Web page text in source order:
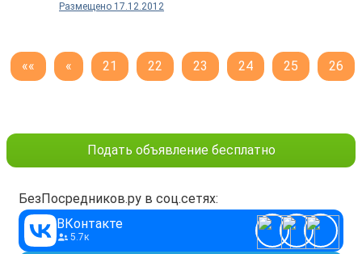
Размещено 17.12.2012
«« « 21 22 23 24 25 26
Подать объявление бесплатно
БезПосредников.ру в соц.сетях:
ВКонтакте
5.7к